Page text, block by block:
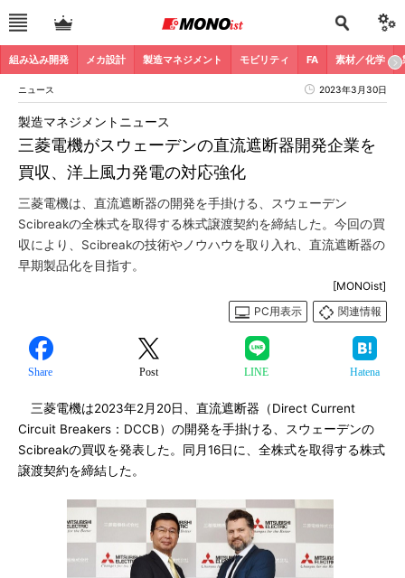
組み込み開発 メカ設計 製造マネジメント モビリティ FA 素材／化学
ニュース 2023年3月30日
三菱電機がスウェーデンの直流遮断器開発企業を
買収、洋上風力発電の対応強化
製造マネジメントニュース
三菱電機は、直流遮断器の開発を手掛ける、スウェーデン
Scibreakの全株式を取得する株式譲渡契約を締結した。今回の買
収により、Scibreakの技術やノウハウを取り入れ、直流遮断器の
早期製品化を目指す。
[MONOist]
PC用表示
関連情報
Share Post LINE Hatena
三菱電機は2023年2月20日、直流遮断器（Direct Current
Circuit Breakers：DCCB）の開発を手掛ける、スウェーデンの
Scibreakの買収を発表した。同月16日に、全株式を取得する株式
譲渡契約を締結した。